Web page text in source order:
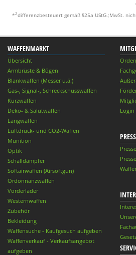
*2differenzbesteuert gemäß §25a UStG.;MwSt.
WAFFENMARKT
Übersicht
Armbrüste & Bögen
Blankwaffen (Messer u.ä.)
Gas-, Signal-, Schreckschusswaffen
Kurzwaffen
Deko- & Salutwaffen
Langwaffen
Luftdruck- und CO2-Waffen
Munition
Optik
Schalldämpfer
Softairwaffen (Airsoftgun)
Ordonnanzwaffen
Vorderlader
Westernwaffen
Zubehör
Bekleidung
Waffensuche - Kaufgesuch aufgeben
Waffenverkauf - Verkaufsangebot
aufgeben